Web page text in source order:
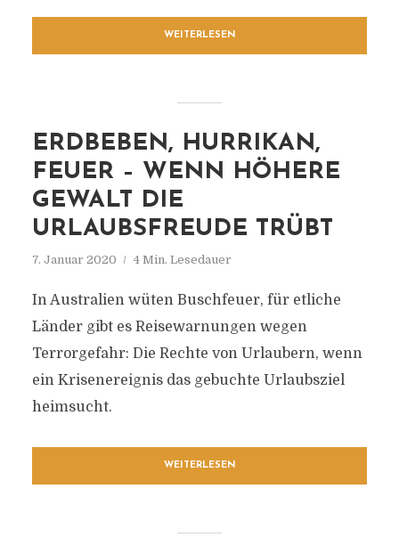
WEITERLESEN
ERDBEBEN, HURRIKAN,
FEUER – WENN HÖHERE
GEWALT DIE
URLAUBSFREUDE TRÜBT
7. Januar 2020 4 Min. Lesedauer
In Australien wüten Buschfeuer, für etliche
Länder gibt es Reisewarnungen wegen
Terrorgefahr: Die Rechte von Urlaubern, wenn
ein Krisenereignis das gebuchte Urlaubsziel
heimsucht.
WEITERLESEN